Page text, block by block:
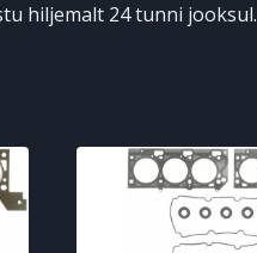
hiljemalt 24 tunni jooksul.